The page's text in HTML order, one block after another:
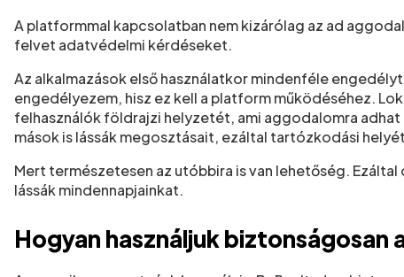
A platformmal kapcsolatban nem kizárólag az ad
felvet adatvédelmi kérdéseket.
Az alkalmazások első használatkor mindenféle
engedélyezem, hisz ez kell a platform működéséhez.
felhasználók földrajzi helyzetét, ami aggodalomra adhat
mások is lássák megosztásait, ezáltal tartózkodási
Mert természetesen az utóbbira is van lehetőség.
lássák mindennapjainkat.
Hogyan használjuk biztonságosan